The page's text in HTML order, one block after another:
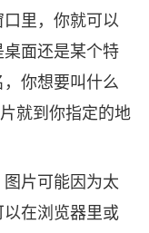
里，你就可以
面还是某个特
你想要叫什么
就到你指定的地
片可能因为太
在浏览器里或